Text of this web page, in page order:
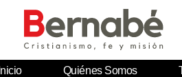
Inicio Quiénes Somos